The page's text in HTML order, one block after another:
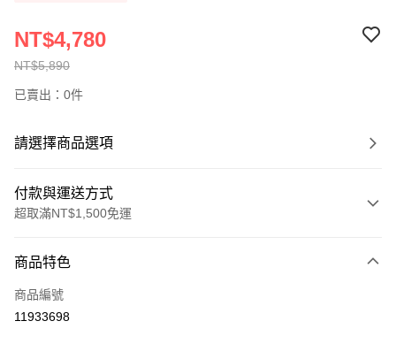
NT$5,890
NT$4,780
已賣出：0件
請選擇商品選項
付款與運送方式
超取滿NT$1,500免運
信用卡一次付款
信用卡分期付款
商品特色
商品編號
11933698